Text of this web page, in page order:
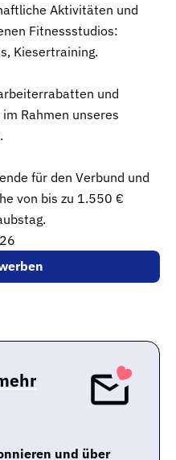
Aktivitäten und
Fitnessstudios:
Kiesertraining.​
und
Rahmen unseres
für den Verbund und
von bis zu 1.550 €
und über